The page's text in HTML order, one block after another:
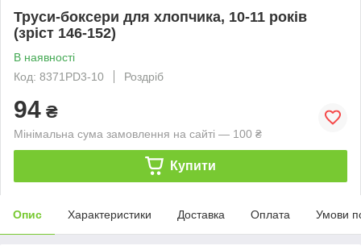
Труси-боксери для хлопчика, 10-11 років
(зріст 146-152)
В наявності
Код: 8371PD3-10
Роздріб
94 ₴
Мінімальна сума замовлення на сайті — 100 ₴
Купити
Опис Характеристики Доставка Оплата Умови